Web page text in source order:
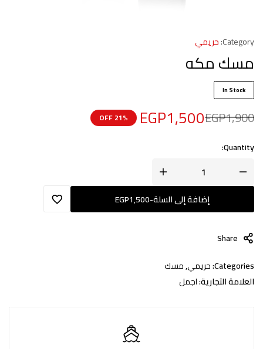
Category: حريمي
مسك مكه
In Stock
EGP1,900
EGP1,500
21% OFF
Quantity:
إضافة إلى السلة-
EGP1,500
Share
Categories: حريمي,مسك
العلامة التجارية:اجمل